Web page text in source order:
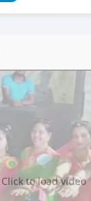
▶️
Click to load video